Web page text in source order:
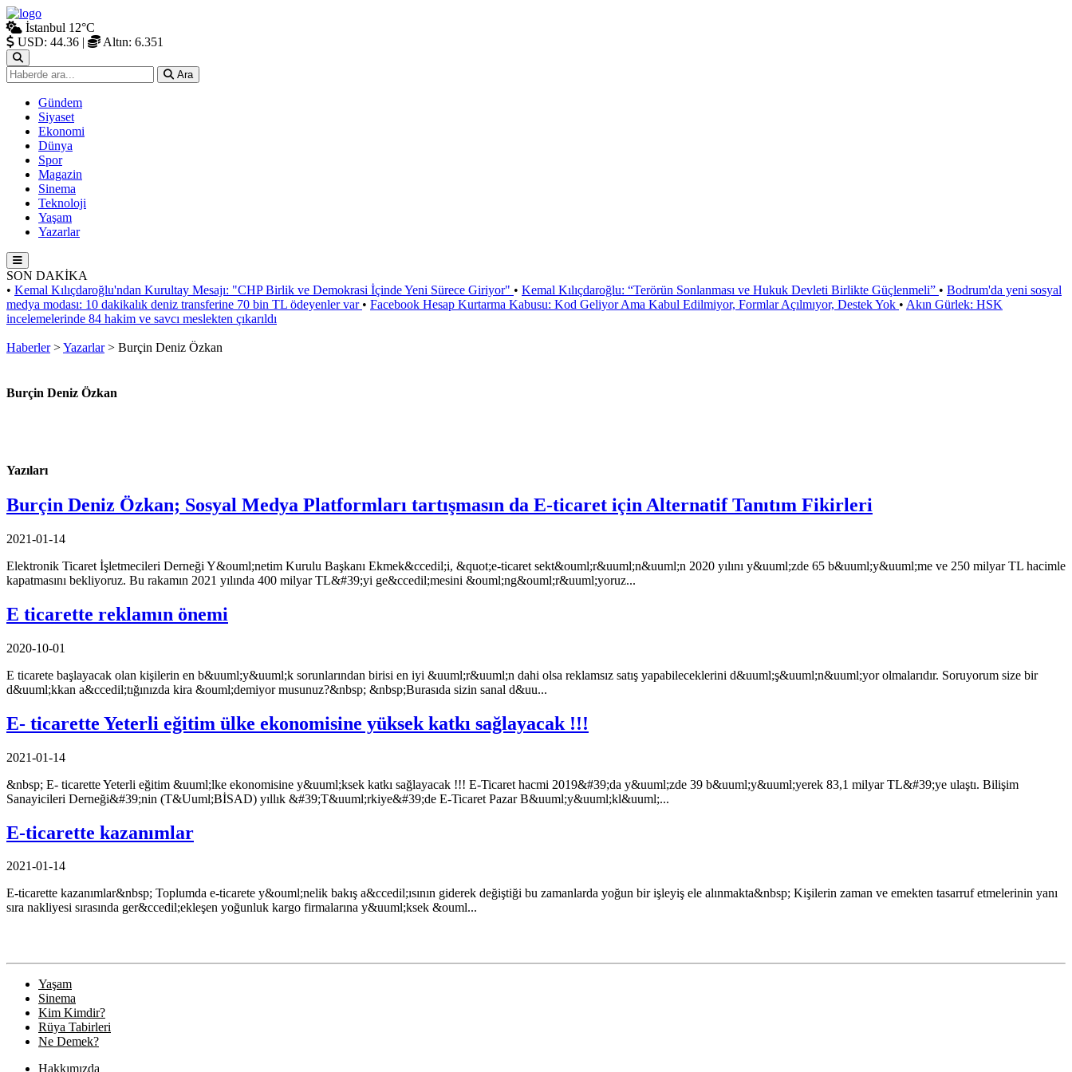
İstanbul 12°C
USD: 44.36 | Altın: 6.351
Ara
Gündem
Siyaset
Ekonomi
Dünya
Spor
Magazin
Sinema
Teknoloji
Yaşam
Yazarlar
SON DAKİKA
• Kemal Kılıçdaroğlu'ndan Kurultay Mesajı: "CHP Birlik ve Demokrasi İçinde Yeni Sürece Giriyor" • Kemal Kılıçdaroğlu: “Terörün Sonlanması ve Hukuk Devleti Birlikte Güçlenmeli” • Bodrum'da yeni sosyal
medya modası: 10 dakikalık deniz transferine 70 bin TL ödeyenler var • Facebook Hesap Kurtarma Kabusu: Kod Geliyor Ama Kabul Edilmiyor, Formlar Açılmıyor, Destek Yok • Akın Gürlek: HSK
incelemelerinde 84 hakim ve savcı meslekten çıkarıldı
Haberler>Yazarlar> Burçin Deniz Özkan
Burçin Deniz Özkan
Yazıları
Burçin Deniz Özkan; Sosyal Medya Platformları tartışmasın da E-ticaret için Alternatif Tanıtım Fikirleri
2021-01-14
Elektronik Ticaret İşletmecileri Derneği Y&ouml;netim Kurulu Başkanı Ekmek&ccedil;i, &quot;e-ticaret sekt&ouml;r&uuml;n&uuml;n 2020 yılını y&uuml;zde 65 b&uuml;y&uuml;me ve 250 milyar TL hacimle
kapatmasını bekliyoruz. Bu rakamın 2021 yılında 400 milyar TL&#39;yi ge&ccedil;mesini &ouml;ng&ouml;r&uuml;yoruz...
E ticarette reklamın önemi
2020-10-01
E ticarete başlayacak olan kişilerin en b&uuml;y&uuml;k sorunlarından birisi en iyi &uuml;r&uuml;n dahi olsa reklamsız satış yapabileceklerini d&uuml;ş&uuml;n&uuml;yor olmalarıdır. Soruyorum size bir
d&uuml;kkan a&ccedil;tığınızda kira &ouml;demiyor musunuz?&nbsp; &nbsp;Burasıda sizin sanal d&uu...
E- ticarette Yeterli eğitim ülke ekonomisine yüksek katkı sağlayacak !!!
2021-01-14
&nbsp; E- ticarette Yeterli eğitim &uuml;lke ekonomisine y&uuml;ksek katkı sağlayacak !!! E-Ticaret hacmi 2019&#39;da y&uuml;zde 39 b&uuml;y&uuml;yerek 83,1 milyar TL&#39;ye ulaştı. Bilişim
Sanayicileri Derneği&#39;nin (T&Uuml;BİSAD) yıllık &#39;T&uuml;rkiye&#39;de E-Ticaret Pazar B&uuml;y&uuml;kl&uuml;...
E-ticarette kazanımlar
2021-01-14
E-ticarette kazanımlar&nbsp; Toplumda e-ticarete y&ouml;nelik bakış a&ccedil;ısının giderek değiştiği bu zamanlarda yoğun bir işleyiş ele alınmakta&nbsp; Kişilerin zaman ve emekten tasarruf etmelerinin yanı
sıra nakliyesi sırasında ger&ccedil;ekleşen yoğunluk kargo firmalarına y&uuml;ksek &ouml...
Yaşam
Sinema
Kim Kimdir?
Rüya Tabirleri
Ne Demek?
Hakkımızda